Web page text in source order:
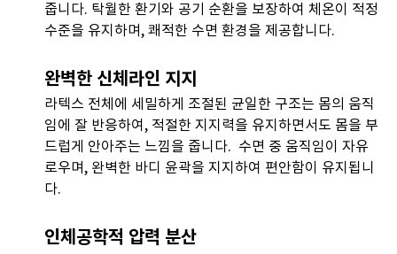
줍니다. 탁월한 환기와 공기 순환을 보장하여 체온이 적정
수준을 유지하며, 쾌적한 수면 환경을 제공합니다.
완벽한 신체라인 지지
라텍스 전체에 세밀하게 조절된 균일한 구조는 몸의 움직
임에 잘 반응하여, 적절한 지지력을 유지하면서도 몸을 부
드럽게 안아주는 느낌을 줍니다. 수면 중 움직임이 자유
로우며, 완벽한 바디 윤곽을 지지하여 편안함이 유지됩니
다.
인체공학적 압력 분산